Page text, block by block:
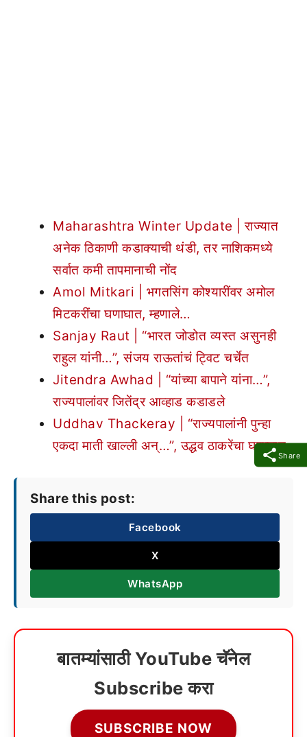
Share
Maharashtra Winter Update | राज्यात
अनेक ठिकाणी कडाक्याची थंडी, तर नाशिकमध्ये
सर्वात कमी तापमानाची नोंद
Amol Mitkari | भगतसिंग कोश्यारींवर अमोल
मिटकरींचा घणाघात, म्हणाले…
Sanjay Raut | “भारत जोडोत व्यस्त असुनही
राहुल यांनी…”, संजय राऊतांचं ट्विट चर्चेत
Jitendra Awhad | “यांच्या बापाने यांना…”,
राज्यपालांवर जितेंद्र आव्हाड कडाडले
Uddhav Thackeray | “राज्यपालांनी पुन्हा
एकदा माती खाल्ली अन्…”, उद्धव ठाकरेंचा घणाघात
Share this post:
Facebook
X
WhatsApp
बातम्यांसाठी YouTube चॅनेल
Subscribe करा
SUBSCRIBE NOW